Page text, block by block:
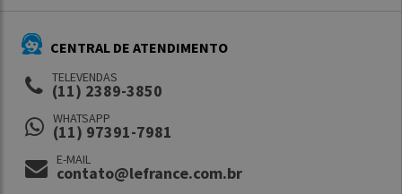
CENTRAL DE ATENDIMENTO
TELEVENDAS
(11) 2389-3850
WHATSAPP
(11) 97391-7981
E-MAIL
contato@lefrance.com.br